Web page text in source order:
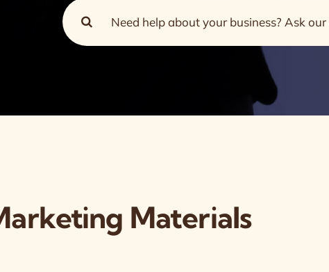
Search
for:
Materials